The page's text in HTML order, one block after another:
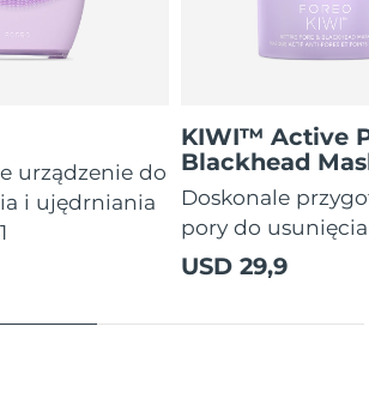
urządzenie do
i ujędrniania
KIWI™ Active
Blackhead
Doskonale
pory do
USD 29,9